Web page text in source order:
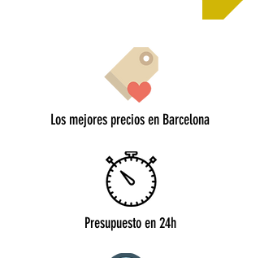
Los mejores precios en Barcelona
Presupuesto en 24h